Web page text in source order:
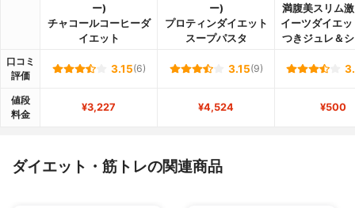
ー)
チャコールコーヒーダ
イエット
ー)
プロティンダイエット
スープパスタ
満腹美スリム
イーツダイエッ
つきジュレ＆
口コミ
評価
3.15(6) 3.15(9)
値段
料金
¥3,227 ¥4,524 ¥500
ダイエット・筋トレの関連商品